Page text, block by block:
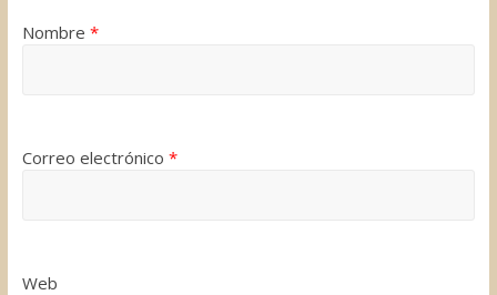
Nombre *
Correo electrónico *
Web